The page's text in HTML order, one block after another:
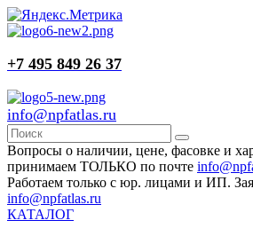
+7 495 849 26 37
info@npfatlas.ru
Вопросы о наличии, цене, фасовке и
принимаем ТОЛЬКО по почте
Работаем только с юр. лицами и ИП.
info@npfatlas.ru
КАТАЛОГ